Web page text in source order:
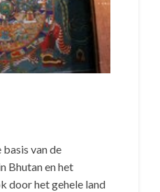
van de
Bhutan en het
door het gehele land